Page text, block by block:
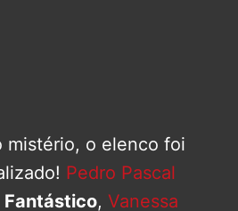
mistério, o elenco foi
Pedro Pascal
Fantástico, Vanessa